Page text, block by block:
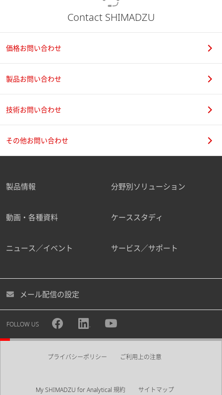
Contact SHIMADZU
価格お問い合わせ
製品お問い合わせ
技術お問い合わせ
その他お問い合わせ
製品情報 分野別ソリューション
動画・各種資料 ケーススタディ
ニュース／イベント サービス／サポート
メール配信の設定
FOLLOW US
プライバシーポリシー ご利用上の注意
My SHIMADZU for Analytical 規約 サイトマップ